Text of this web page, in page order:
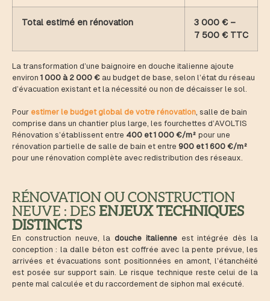
Total estimé en rénovation
3 000 € –
7 500 € TTC
La transformation d’une baignoire en douche italienne ajoute
environ 1 000 à 2 000 € au budget de base, selon l’état du réseau
d’évacuation existant et la nécessité ou non de décaisser le sol.
Pour estimer le budget global de votre rénovation , salle de bain
comprise dans un chantier plus large, les fourchettes d’AVOLTIS
Rénovation s’établissent entre 400 et 1 000 €/m² pour une
rénovation partielle de salle de bain et entre 900 et 1 600 €/m²
pour une rénovation complète avec redistribution des réseaux.
RÉNOVATION OU CONSTRUCTION
NEUVE : DES ENJEUX TECHNIQUES
DISTINCTS
En construction neuve, la douche italienneest intégrée dès la
conception : la dalle béton est coffrée avec la pente prévue, les
arrivées et évacuations sont positionnées en amont, l’étanchéité
est posée sur support sain. Le risque technique reste celui de la
pente mal calculée et du raccordement de siphon mal exécuté.